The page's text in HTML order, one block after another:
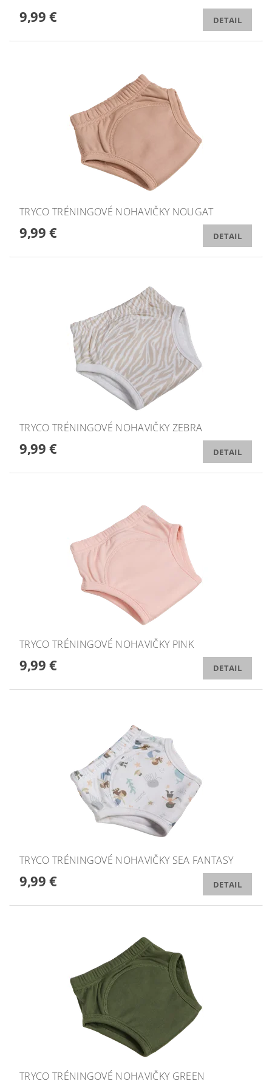
9,99 € DETAIL
TRYCO TRÉNINGOVÉ NOHAVIČKY NOUGAT
9,99 € DETAIL
TRYCO TRÉNINGOVÉ NOHAVIČKY ZEBRA
9,99 € DETAIL
TRYCO TRÉNINGOVÉ NOHAVIČKY PINK
9,99 € DETAIL
TRYCO TRÉNINGOVÉ NOHAVIČKY SEA FANTASY
9,99 € DETAIL
TRYCO TRÉNINGOVÉ NOHAVIČKY GREEN